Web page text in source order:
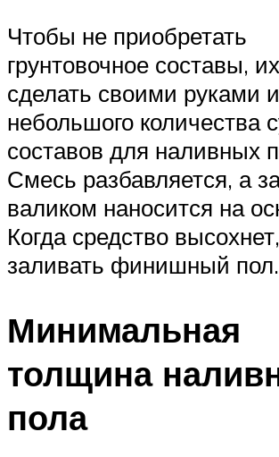
Чтобы не приобретать
грунтовочное составы,
сделать своими руками
небольшого количества
составов для наливных
Смесь разбавляется, а
валиком наносится на
Когда средство
заливать финишный пол.
Минимальная
толщина
пола